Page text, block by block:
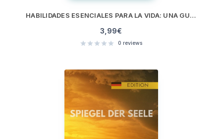
HABILIDADES ESENCIALES PARA LA VIDA: UNA GUÍA INCLUSIVA DE LO QUE TODOS DEBERÍAN APRENDER
3,99€
0 reviews